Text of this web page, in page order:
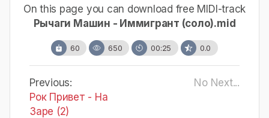
On this page you can download free MIDI-track
Рычаги Машин - Иммигрант (соло).mid
60 650 00:25 0.0
Previous:
Рок Привет - На
Заре (2)
No Next...